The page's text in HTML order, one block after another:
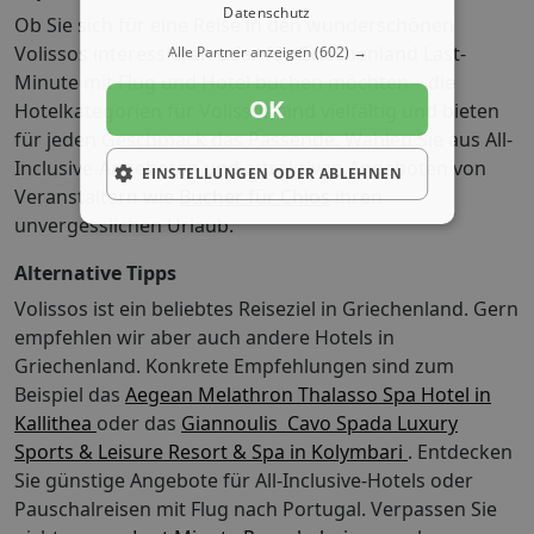
Ob Sie sich für eine Reise in den wunderschönen
Volissos interessieren oder für Griechenland Last-
Minute mit Flug und Hotel buchen möchten – die
Hotelkategorien für Volissos sind vielfältig und bieten
für jeden Geschmack das Passende. Wählen Sie aus All-
Inclusive-Angeboten und attraktiven Angeboten von
Veranstaltern wieBucher für Chiosihren
unvergesslichen Urlaub.
Alternative Tipps
Volissos ist ein beliebtes Reiseziel in Griechenland. Gern
empfehlen wir aber auch andere Hotels in
Griechenland. Konkrete Empfehlungen sind zum
Beispiel das Aegean Melathron Thalasso Spa Hotel in
Kallithea oder das Giannoulis  Cavo Spada Luxury
Sports & Leisure Resort & Spa in Kolymbari . Entdecken
Sie günstige Angebote für All-Inclusive-Hotels oder
Pauschalreisen mit Flug nach Portugal. Verpassen Sie
Datenschutz
Alle Partner anzeigen(602) →
OK
EINSTELLUNGEN ODER ABLEHNEN